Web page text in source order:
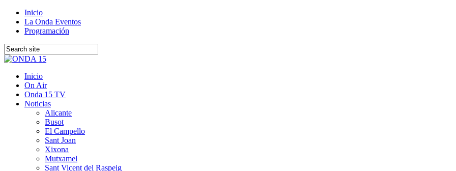
Inicio
La Onda Eventos
Programación
Inicio
On Air
Onda 15 TV
Noticias
Alicante
Busot
El Campello
Sant Joan
Xixona
Mutxamel
Sant Vicent del Raspeig